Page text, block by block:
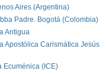
Aires (Argentina)
Padre. Bogotá (Colombia)
Antigua
Apostólica Carismática Jesús
Ecuménica (ICE)